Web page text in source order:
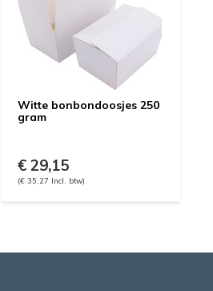
Witte bonbondoosjes 250
gram
€ 29,15
(€ 35,27 Incl. btw)